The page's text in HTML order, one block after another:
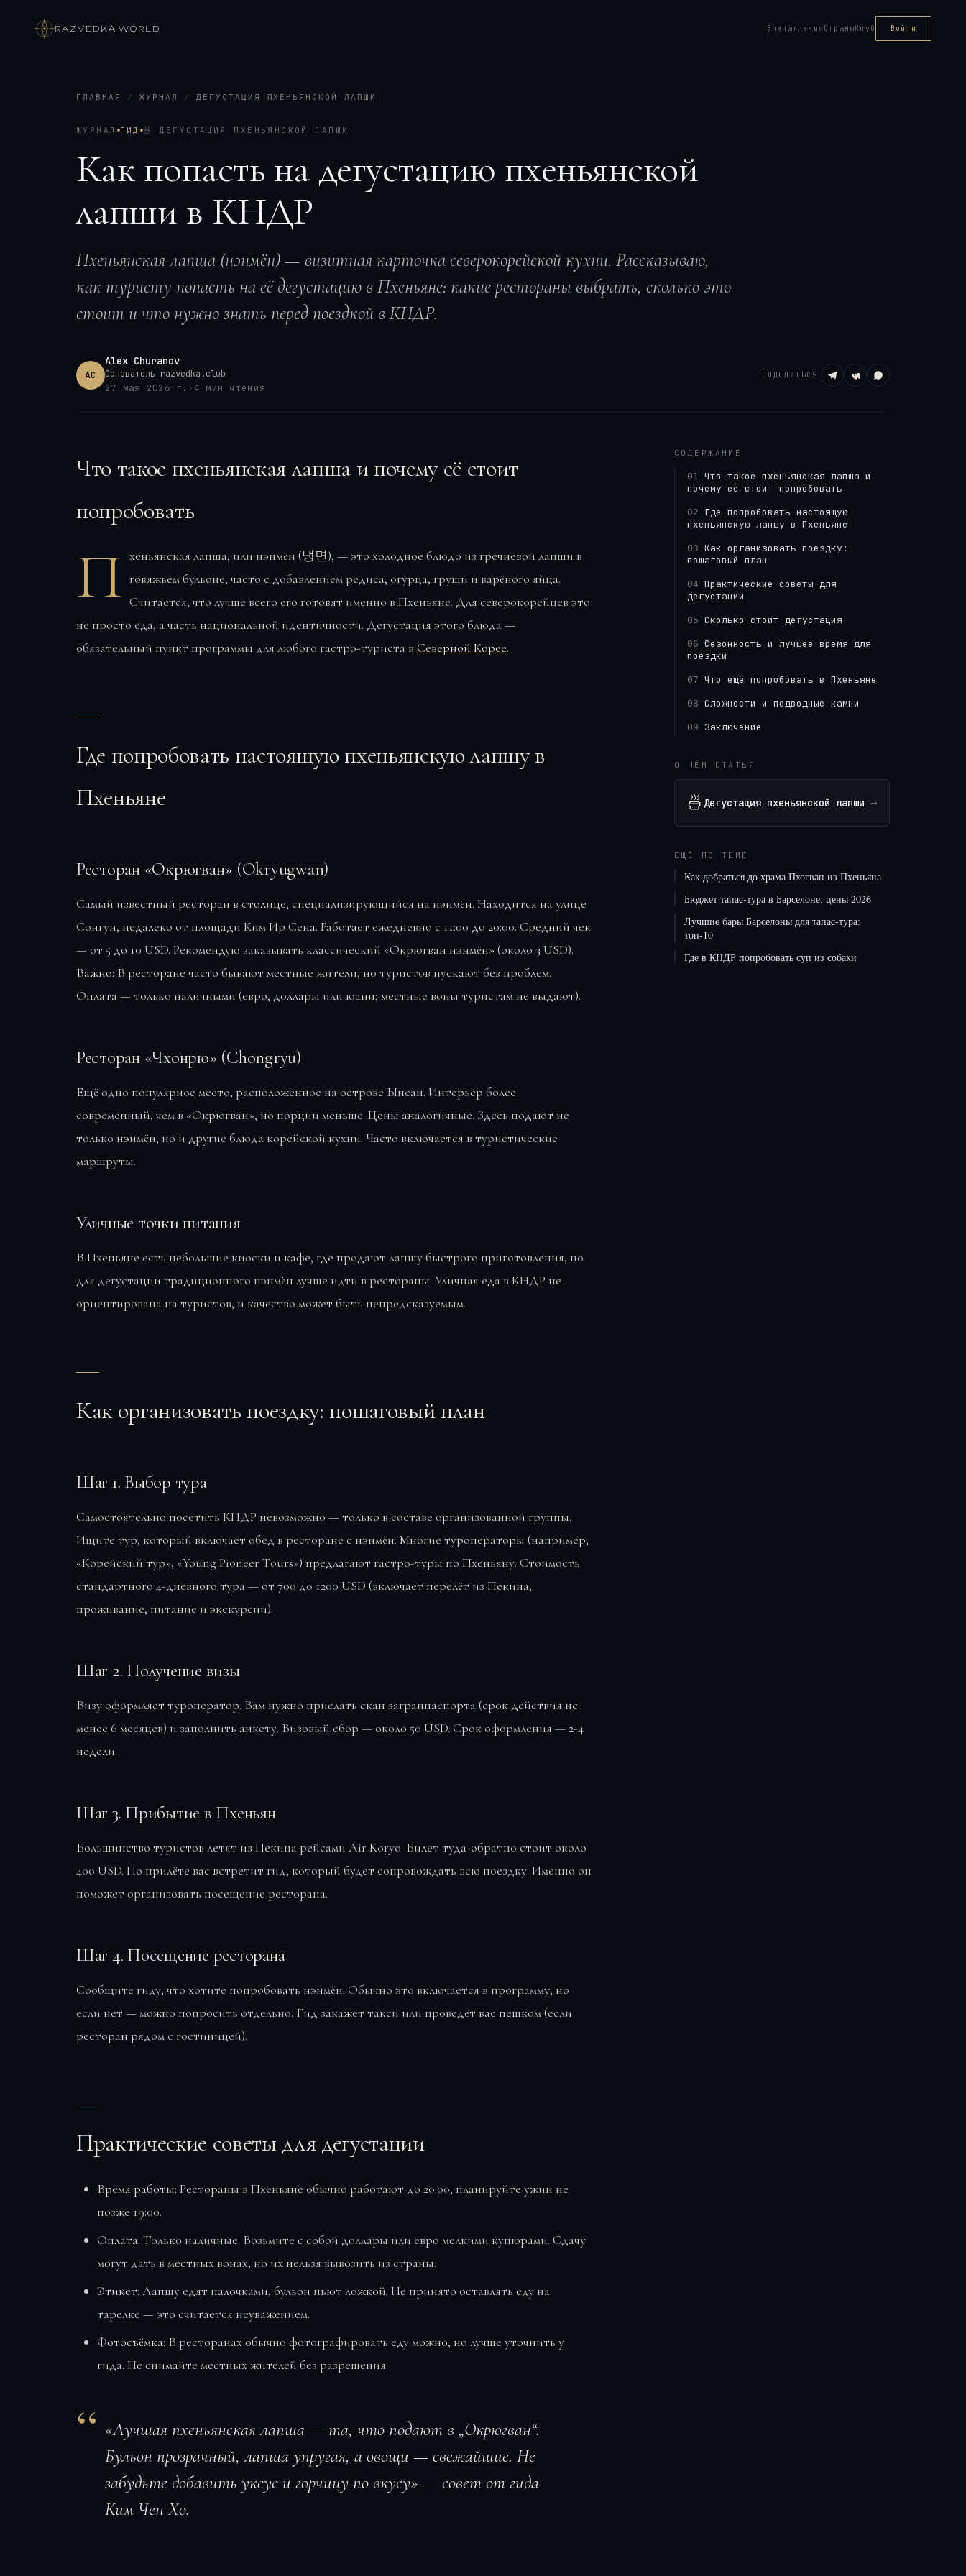
RAZVEDKA·WORLD Впечатления СтраныКлуб Войти
ГЛАВНАЯ / ЖУРНАЛ / ДЕГУСТАЦИЯ ПХЕНЬЯНСКОЙ ЛАПШИ
ЖУРНАЛ ГИД 🍜 ДЕГУСТАЦИЯ ПХЕНЬЯНСКОЙ ЛАПШИ
Как попасть на дегустацию пхеньянской
лапши в КНДР
Пхеньянская лапша (нэнмён) — визитная карточка северокорейской кухни. Рассказываю,
как туристу попасть на её дегустацию в Пхеньяне: какие рестораны выбрать, сколько это
стоит и что нужно знать перед поездкой в КНДР.
AC
Alex Churanov
Основатель razvedka.club
27 мая 2026 г. · 4 мин чтения
ПОДЕЛИТЬСЯ
Что такое пхеньянская лапша и почему её стоит
попробовать
П хеньянская лапша, или нэнмён (냉면), — это холодное блюдо из гречневой лапши в
говяжьем бульоне, часто с добавлением редиса, огурца, груши и варёного яйца.
Считается, что лучше всего его готовят именно в Пхеньяне. Для северокорейцев это
не просто еда, а часть национальной идентичности. Дегустация этого блюда —
обязательный пункт программы для любого гастро-туриста в Северной Корее.
Где попробовать настоящую пхеньянскую лапшу в
Пхеньяне
Ресторан «Окрюгван» (Okryugwan)
Самый известный ресторан в столице, специализирующийся на нэнмён. Находится на улице
Сонгун, недалеко от площади Ким Ир Сена. Работает ежедневно с 11:00 до 20:00. Средний чек
— от 5 до 10 USD. Рекомендую заказывать классический «Окрюгван нэнмён» (около 3 USD).
Важно: В ресторане часто бывают местные жители, но туристов пускают без проблем.
Оплата — только наличными (евро, доллары или юани; местные воны туристам не выдают).
Ресторан «Чхонрю» (Chongryu)
Ещё одно популярное место, расположенное на острове Ынсан. Интерьер более
современный, чем в «Окрюгван», но порции меньше. Цены аналогичные. Здесь подают не
только нэнмён, но и другие блюда корейской кухни. Часто включается в туристические
маршруты.
Уличные точки питания
В Пхеньяне есть небольшие киоски и кафе, где продают лапшу быстрого приготовления, но
для дегустации традиционного нэнмён лучше идти в рестораны. Уличная еда в КНДР не
ориентирована на туристов, и качество может быть непредсказуемым.
Как организовать поездку: пошаговый план
Шаг 1. Выбор тура
Самостоятельно посетить КНДР невозможно — только в составе организованной группы.
Ищите тур, который включает обед в ресторане с нэнмён. Многие туроператоры (например,
«Корейский тур», «Young Pioneer Tours») предлагают гастро-туры по Пхеньяну. Стоимость
стандартного 4-дневного тура — от 700 до 1200 USD (включает перелёт из Пекина,
проживание, питание и экскурсии).
Шаг 2. Получение визы
Визу оформляет туроператор. Вам нужно прислать скан загранпаспорта (срок действия не
менее 6 месяцев) и заполнить анкету. Визовый сбор — около 50 USD. Срок оформления — 2-4
недели.
Шаг 3. Прибытие в Пхеньян
Большинство туристов летят из Пекина рейсами Air Koryo. Билет туда-обратно стоит около
400 USD. По прилёте вас встретит гид, который будет сопровождать всю поездку. Именно он
поможет организовать посещение ресторана.
Шаг 4. Посещение ресторана
Сообщите гиду, что хотите попробовать нэнмён. Обычно это включается в программу, но
если нет — можно попросить отдельно. Гид закажет такси или проведёт вас пешком (если
ресторан рядом с гостиницей).
Практические советы для дегустации
Время работы: Рестораны в Пхеньяне обычно работают до 20:00, планируйте ужин не
позже 19:00.
Оплата: Только наличные. Возьмите с собой доллары или евро мелкими купюрами. Сдачу
могут дать в местных вонах, но их нельзя вывозить из страны.
Этикет: Лапшу едят палочками, бульон пьют ложкой. Не принято оставлять еду на
тарелке — это считается неуважением.
Фотосъёмка: В ресторанах обычно фотографировать еду можно, но лучше уточнить у
гида. Не снимайте местных жителей без разрешения.
«Лучшая пхеньянская лапша — та, что подают в „Окрюгван“.
Бульон прозрачный, лапша упругая, а овощи — свежайшие. Не
забудьте добавить уксус и горчицу по вкусу» — совет от гида
Ким Чен Хо.
СОДЕРЖАНИЕ
01 Что такое пхеньянская лапша и
почему её стоит попробовать
02
Где попробовать настоящую
пхеньянскую лапшу в Пхеньяне
03 Как организовать поездку:
пошаговый план
04 Практические советы для
дегустации
05 Сколько стоит дегустация
06 Сезонность и лучшее время для
поездки
07 Что ещё попробовать в Пхеньяне
08 Сложности и подводные камни
09 Заключение
О ЧЁМ СТАТЬЯ
🍜 Дегустация пхеньянской лапши →
ЕЩЁ ПО ТЕМЕ
Как добраться до храма Пхогван из Пхеньяна
Бюджет тапас-тура в Барселоне: цены 2026
Лучшие бары Барселоны для тапас-тура:
топ-10
Где в КНДР попробовать суп из собаки